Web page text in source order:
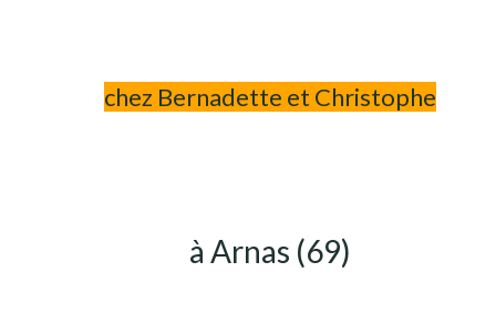
chez Bernadette et Christophe
à Arnas (69)